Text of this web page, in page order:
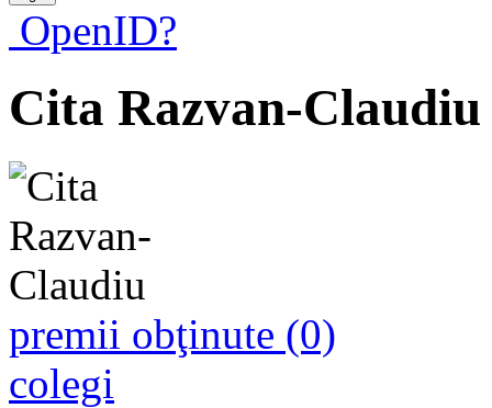
OpenID?
Cita Razvan-Claudiu
premii obţinute (0)
colegi